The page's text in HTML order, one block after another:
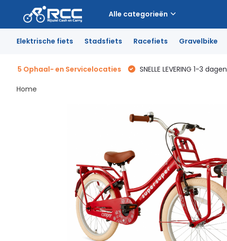
Alle categorieën
Elektrische fiets Stadsfiets Racefiets Gravelbike
5 Ophaal- en Servicelocaties SNELLE LEVERING 1-3 dagen
Home